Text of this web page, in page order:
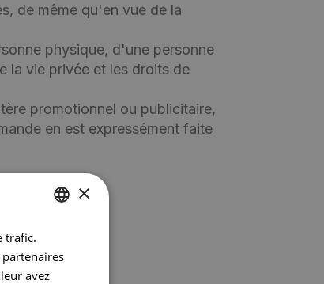
de même qu'en vue de la
physique, d'une personne
la vie privée et les droits de
promotionnel ou publicitaire,
en est expressément faite
FRENCH
×
trafic.
avez